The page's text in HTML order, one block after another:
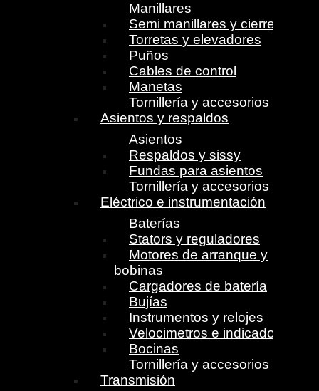
Manillares
Semi manillares y cierres
Torretas y elevadores
Puños
Cables de control
Manetas
Tornillería y accesorios
Asientos y respaldos
Asientos
Respaldos y sissy
Fundas para asientos
Tornillería y accesorios
Eléctrico e instrumentación
Baterías
Stators y reguladores
Motores de arranque y
bobinas
Cargadores de batería
Bujías
Instrumentos y relojes
Velocimetros e indicadores
Bocinas
Tornillería y accesorios
Transmisión